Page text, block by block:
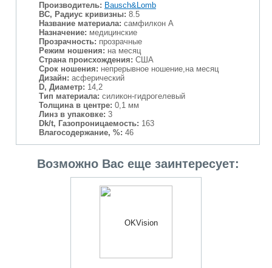
Производитель: Bausch&Lomb
BC, Радиус кривизны: 8.5
Название материала: cамфилкон А
Назначение: медицинские
Прозрачность: прозрачные
Режим ношения: на месяц
Страна происхождения: США
Срок ношения: непрерывное ношение,на месяц
Дизайн: асферический
D, Диаметр: 14,2
Тип материала: силикон-гидрогелевый
Толщина в центре: 0,1 мм
Линз в упаковке: 3
Dk/t, Газопроницаемость: 163
Влагосодержание, %: 46
Возможно Вас еще заинтересует: